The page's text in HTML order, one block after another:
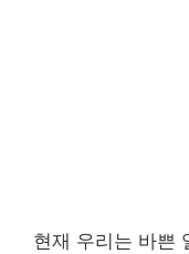
현재 우리는 바쁜